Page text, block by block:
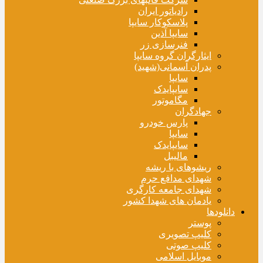
رادیاتور ایران
پلاسکوکار سایپا
سایپا آذین
فنرسازی زر
ایثارگران گروه سایپا
پدران آسمانی(شهید)
سایپا
سایپایدک
مگاموتور
جهادگران
پارس خودرو
سایپا
سایپایدک
مالیبل
ریشوهای با ریشه
شهدای مدافع حرم
شهدای جامعه کارگری
یادمان های شهدا کشور
دانلودها
پوستر
کلیپ تصویری
کلیپ صوتی
موبایل اسلامی